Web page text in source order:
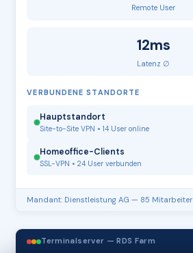
Remote User
12ms
Latenz ∅
VERBUNDENE STANDORTE
Hauptstandort
Site-to-Site VPN • 14 User online
Homeoffice-Clients
SSL-VPN • 24 User verbunden
Mandant: Dienstleistung AG — 85 Mitarbeiter
Terminalserver — RDS Farm